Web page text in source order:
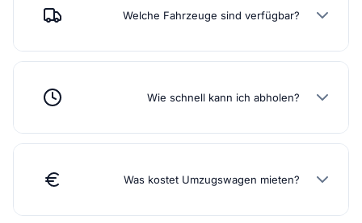
Welche Fahrzeuge sind verfügbar?
Wie schnell kann ich abholen?
Was kostet Umzugswagen mieten?